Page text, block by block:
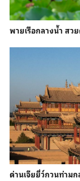
พายเรือกลางน้ำ สว
ด่านเจียยี่ว์กวนท่าม